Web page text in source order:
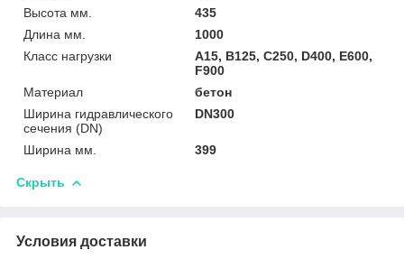
Высота мм.
435
Длина мм.
1000
Класс нагрузки
A15, B125, C250, D400, E600,
F900
Материал
бетон
Ширина гидравлического
сечения (DN)
DN300
Ширина мм. 399
Скрыть
Условия доставки